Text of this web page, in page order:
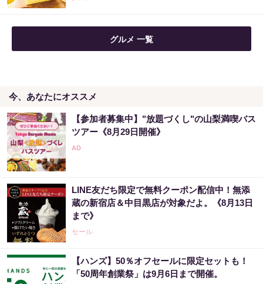
グルメ 一覧
今、あなたにオススメ
【参加者募集中】"放題づくし"の山梨満喫バス
ツアー《8月29日開催》
LINE友だち限定で無料クーポン配信中！無添
蔵の新宿店＆中目黒店が対象だよ。《8月13日
まで》
セール
【ハンズ】50％オフセールに限定セットも！
「50周年創業祭」は9月6日まで開催。